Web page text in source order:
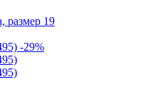
размер 19
-29%